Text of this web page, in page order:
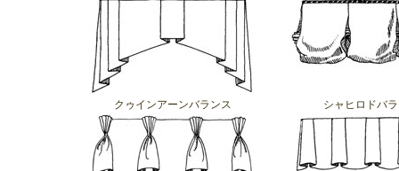
クゥインアーンバランス シャヒロドバ